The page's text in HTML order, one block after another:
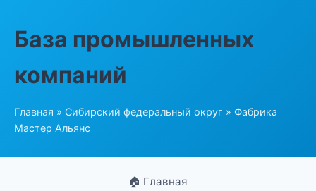
База промышленных
компаний
Главная » Сибирский федеральный округ » Фабрика
Мастер Альянс
🏠 Главная